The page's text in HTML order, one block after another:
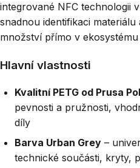
integrované NFC technologii
snadnou identifikaci
množství přímo v
Hlavní vlastnosti
Kvalitní PETG od Prusa
pevnosti a pružnosti,
díly
Barva Urban Grey –
technické součásti, kryty,